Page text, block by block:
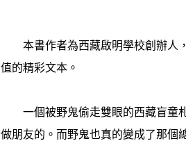
本書作者為西藏啟明學校創辦人，
值的精彩文本。
一個被野鬼偷走雙眼的西藏盲童札
做朋友的。而野鬼也真的變成了那個